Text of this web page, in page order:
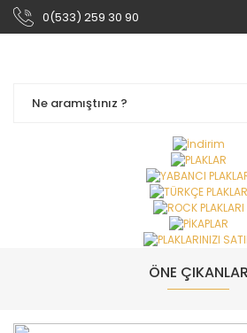
0(533) 259 30 90
ÖNE ÇIKANLAR